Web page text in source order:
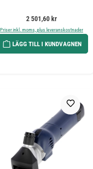
Ordinarie pris:
2 501,60 kr
Priser inkl. moms, plus leveranskostnader
LÄGG TILL I KUNDVAGNEN